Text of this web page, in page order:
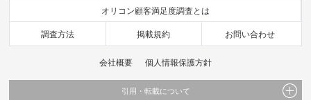
オリコン顧客満足度調査とは
調査方法 掲載規約 お問い合わせ
会社概要 個人情報保護方針
引用・転載について